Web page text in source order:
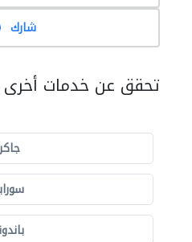
شارك
تحقق عن خدمات أخرى